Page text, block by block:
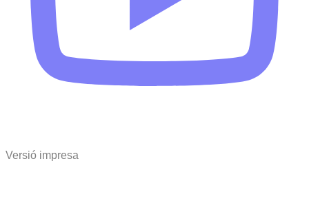
Versió impresa